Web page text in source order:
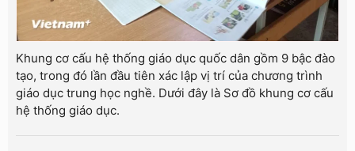
Khung cơ cấu hệ thống giáo dục quốc dân gồm 9 bậc đào
tạo, trong đó lần đầu tiên xác lập vị trí của chương trình
giáo dục trung học nghề. Dưới đây là Sơ đồ khung cơ cấu
hệ thống giáo dục.